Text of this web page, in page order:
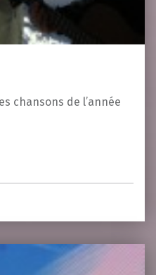
chansons de l’année